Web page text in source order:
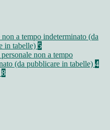
non a tempo indeterminato (da
in tabelle) 5
non a tempo
(da pubblicare in tabelle) 4
8